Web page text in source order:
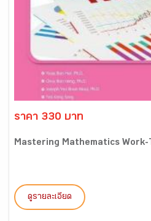
ราคา 330 บาท
Mastering Mathematics Work-
ดูรายละเอียด